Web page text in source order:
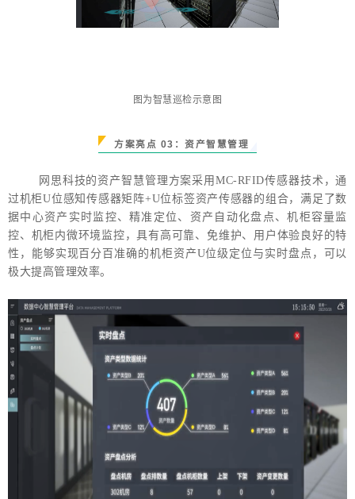
图为智慧巡检示意图
方案亮点 03：资产智慧管理
网思科技的资产智慧管理方案采用MC-RFID传感器技术，通
过机柜U位感知传感器矩阵+U位标签资产传感器的组合，满足了数
据中心资产实时监控、精准定位、资产自动化盘点、机柜容量监
控、机柜内微环境监控，具有高可靠、免维护、用户体验良好的特
性 ， 能够实现百分百准确的机柜资产U位级定位与 实时盘点，可以
极大提高管理效率。